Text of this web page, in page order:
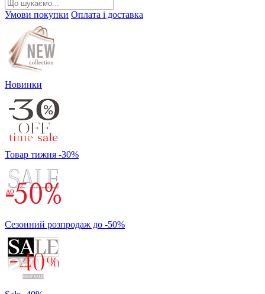
Умови покупки Оплата і доставка
Новинки
Товар тижня -30%
Сезонний розпродаж до -50%